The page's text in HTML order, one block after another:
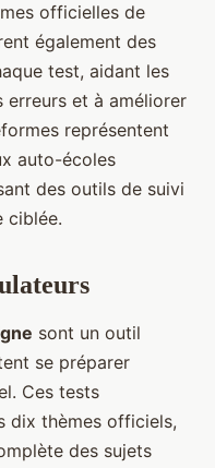
officielles de
également des
test, aidant les
erreurs et à améliorer
représentent
auto-écoles
des outils de suivi
ciblée.
sont un outil
se préparer
Ces tests
dix thèmes officiels,
des sujets